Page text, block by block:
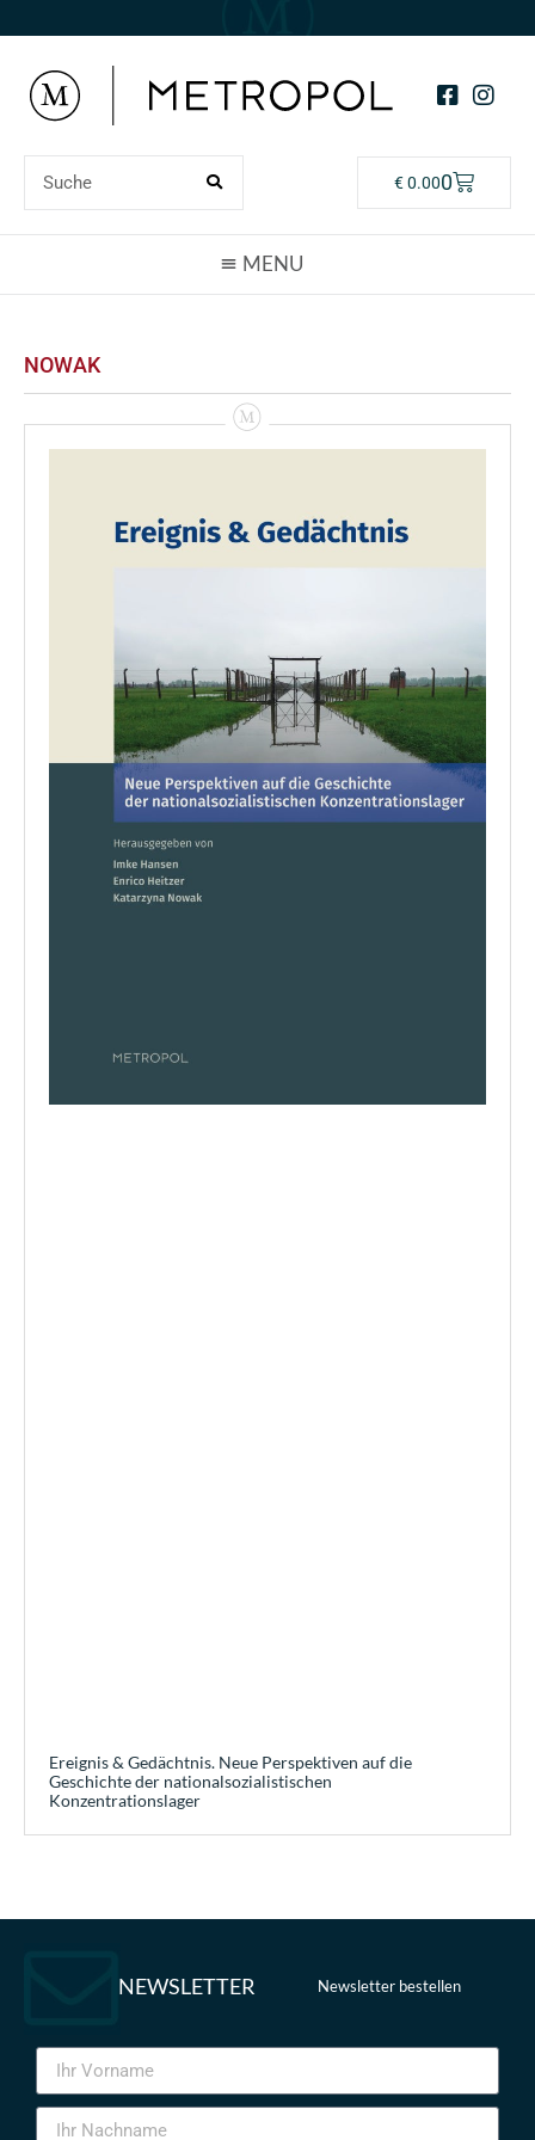
€0.000
NOWAK
Ereignis & Gedächtnis. Neue Perspektiven auf die
Geschichte der nationalsozialistischen
Konzentrationslager
NEWSLETTER Newsletter bestellen